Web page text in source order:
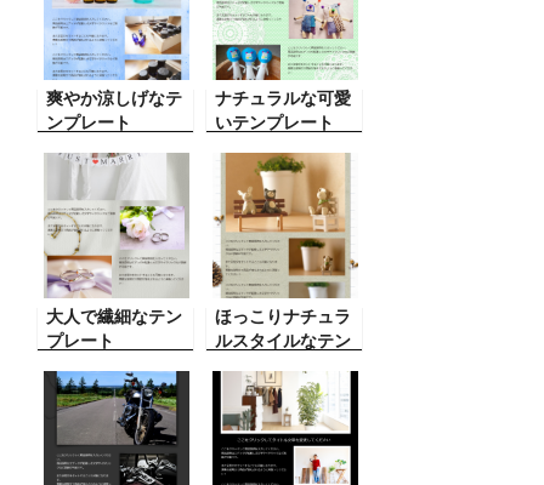
爽やか涼しげなテ
ンプレート
ナチュラルな可愛
いテンプレート
大人で繊細なテン
プレート
ほっこりナチュラ
ルスタイルなテン